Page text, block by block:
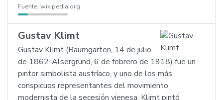
Fuente: wikipedia.org
Gustav Klimt
Gustav Klimt (Baumgarten, 14 de julio
de 1862-Alsergrund, 6 de febrero de 1918) fue un
pintor simbolista austríaco, y uno de los más
conspicuos representantes del movimiento
modernista de la secesión vienesa. Klimt pintó